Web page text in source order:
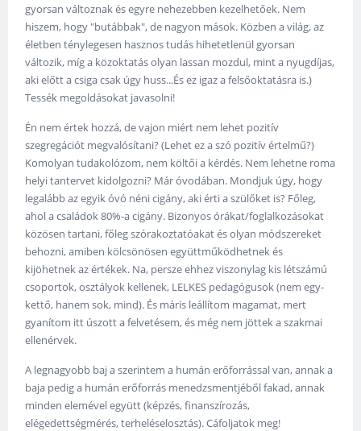
gyorsan változnak és egyre nehezebben kezelhetőek. Nem
hiszem, hogy "butábbak", de nagyon mások. Közben a világ, az
életben ténylegesen hasznos tudás hihetetlenül gyorsan
változik, míg a közoktatás olyan lassan mozdul, mint a nyugdíjas,
aki előtt a csiga csak úgy huss...És ez igaz a felsőoktatásra is.)
Tessék megoldásokat javasolni!
Én nem értek hozzá, de vajon miért nem lehet pozitív
szegregációt megvalósítani? (Lehet ez a szó pozitív értelmű?)
Komolyan tudakolózom, nem költői a kérdés. Nem lehetne roma
helyi tantervet kidolgozni? Már óvodában. Mondjuk úgy, hogy
legalább az egyik óvó néni cigány, aki érti a szülőket is? Főleg,
ahol a családok 80%-a cigány. Bizonyos órákat/foglalkozásokat
közösen tartani, főleg szórakoztatóakat és olyan módszereket
behozni, amiben kölcsönösen együttműködhetnek és
kijöhetnek az értékek. Na, persze ehhez viszonylag kis létszámú
csoportok, osztályok kellenek, LELKES pedagógusok (nem egy-
kettő, hanem sok, mind). És máris leállítom magamat, mert
gyanítom itt úszott a felvetésem, és még nem jöttek a szakmai
ellenérvek.
A legnagyobb baj a szerintem a humán erőforrással van, annak a
baja pedig a humán erőforrás menedzsmentjéből fakad, annak
minden elemével együtt (képzés, finanszírozás,
elégedettségmérés, terheléselosztás). Cáfoljatok meg!